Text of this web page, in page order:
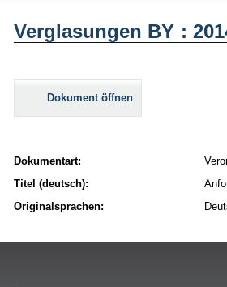
Verglasungen BY :
Dokument öffnen
Dokumentart:
Titel (deutsch):
Originalsprachen: